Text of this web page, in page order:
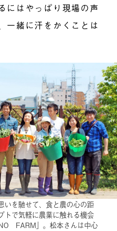
にはやっぱり現場の声
一緒に汗をかくことは
いを馳せて、食と農の心の距
トで気軽に農業に触れる機会
FARM」。松本さんは中心